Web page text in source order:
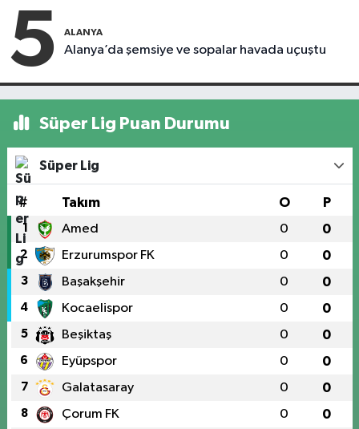
5 ALANYA
Alanya’da şemsiye ve sopalar havada uçuştu
Süper Lig Puan Durumu
Süper Lig
# Takım O P
1 Amed 0 0
2 Erzurumspor FK 0 0
3 Başakşehir 0 0
4 Kocaelispor 0 0
5 Beşiktaş 0 0
6 Eyüpspor 0 0
7 Galatasaray 0 0
8 Çorum FK 0 0